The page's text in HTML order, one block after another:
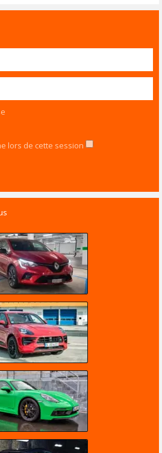
lors de cette session